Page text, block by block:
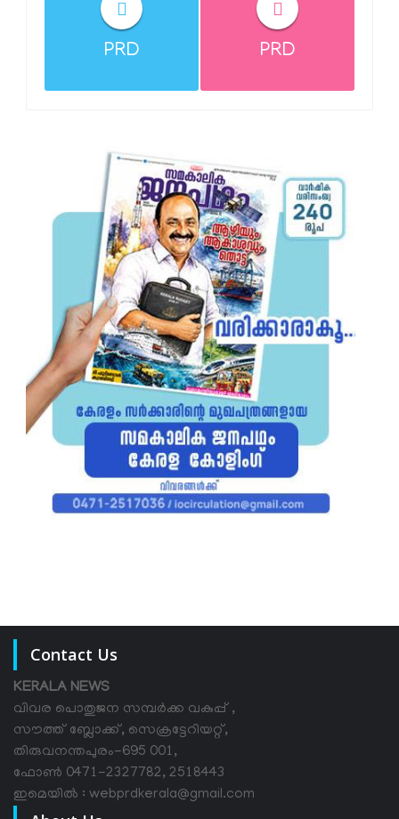
PRD PRD
Contact Us
KERALA NEWS
വിവര പൊതുജന സമ്പര്‍ക്ക വകുപ്പ് ,
സൗത്ത് ബ്ലോക്ക്, സെക്രട്ടേറിയറ്റ്,
തിരുവനന്തപുരം-695 001,
ഫോൺ 0471-2327782, 2518443
ഇമെയിൽ : webprdkerala@gmail.com